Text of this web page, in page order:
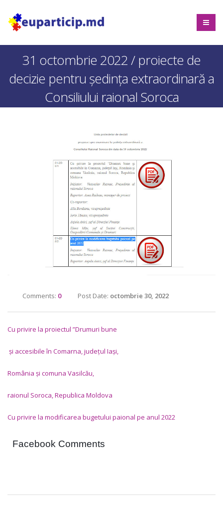
31 octombrie 2022 / proiecte de
decizie pentru ședința extraordinară a
Consiliului raional Soroca
Comments: 0 Post Date: octombrie 30, 2022
Cu privire la proiectul ”Drumuri bune
și accesibileîn Comarna,județul Iași,
România și comuna Vasilcău,
raionul Soroca, Republica Moldova
Cu privire la modificarea bugetului paional pe anul 2022
Facebook Comments